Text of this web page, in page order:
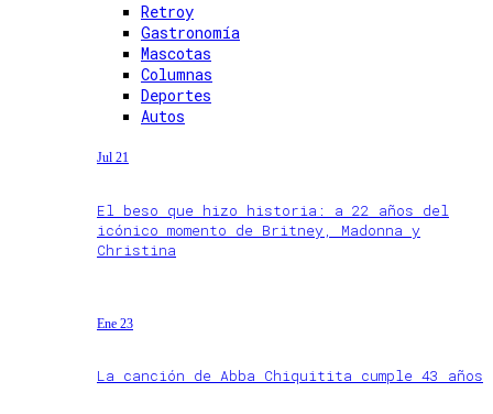
Retroy
Gastronomía
Mascotas
Columnas
Deportes
Autos
Jul 21
El beso que hizo historia: a 22 años del
icónico momento de Britney, Madonna y
Christina
Ene 23
La canción de Abba Chiquitita cumple 43 años